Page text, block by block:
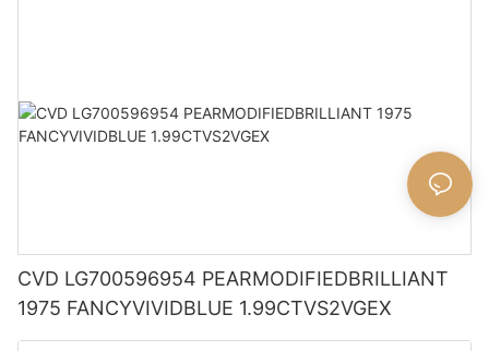
CVD LG700596954 PEARMODIFIEDBRILLIANT
1975 FANCYVIVIDBLUE 1.99CTVS2VGEX